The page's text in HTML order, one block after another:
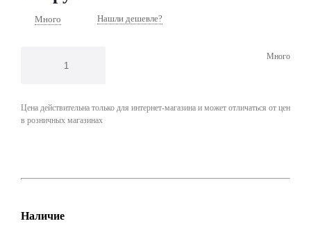
Много Нашли дешевле?
Цена действительна только для интернет-магазина и может отличаться от цен
в розничных магазинах
Наличие
Много